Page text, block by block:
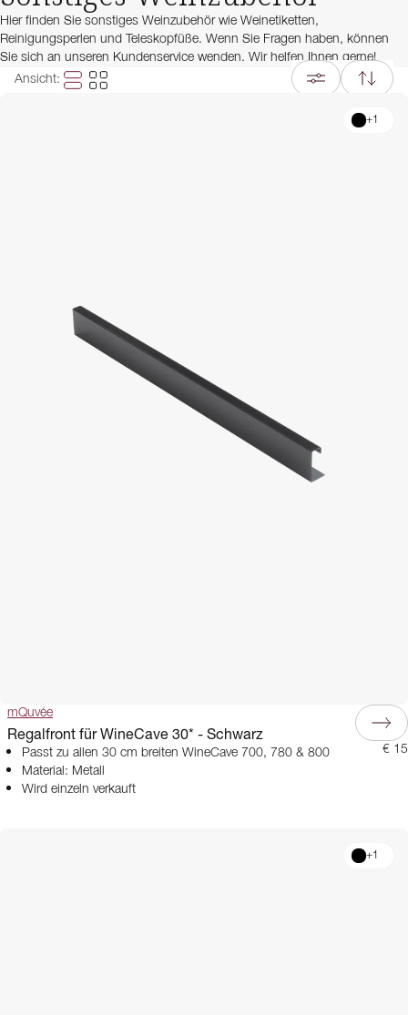
Hier finden Sie sonstiges Weinzubehör wie Weinetiketten,
Reinigungsperlen und Teleskopfüße. Wenn Sie Fragen haben, können
Sie sich an unseren Kundenservice wenden. Wir helfen Ihnen gerne!
Ansicht:
+1
mQuvée
Regalfront für WineCave 30* - Schwarz
Passt zu allen 30 cm breiten WineCave 700, 780 & 800
Material: Metall
Wird einzeln verkauft
€ 15
+1